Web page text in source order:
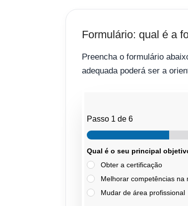
Formulário: qual é a
Preencha o formulário
adequada poderá ser a
Passo 1 de 6
Qual é o seu principal
Obter a certificação
Melhorar competências na
Mudar de área profissional